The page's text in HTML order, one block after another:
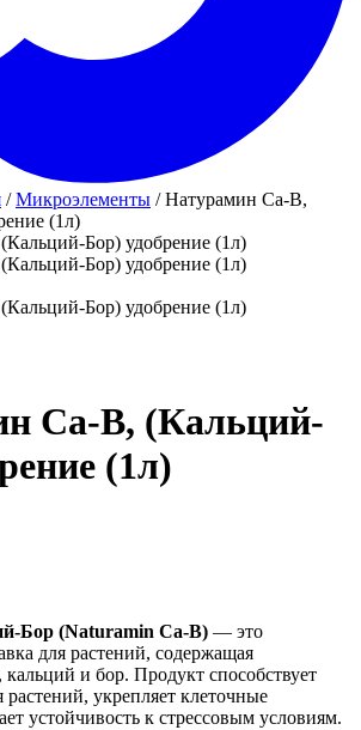
/Микроэлементы / Натурамин Ca-B,
(1л)
Ca-B, (Кальций-
(1л)
Бор (Naturamin Ca-B) — это
для растений, содержащая
и бор. Продукт способствует
укрепляет клеточные
устойчивость к стрессовым условиям.